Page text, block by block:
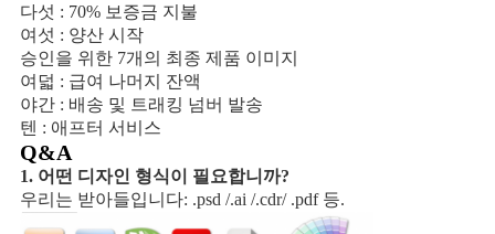
다섯 : 70% 보증금 지불
여섯 : 양산 시작
승인을 위한 7개의 최종 제품 이미지
여덟 : 급여 나머지 잔액
야간 : 배송 및 트래킹 넘버 발송
텐 : 애프터 서비스
Q&A
1. 어떤 디자인 형식이 필요합니까?
우리는 받아들입니다: .psd /.ai /.cdr/ .pdf 등.